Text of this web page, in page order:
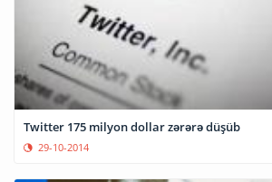
Twitter 175 milyon dollar zərərə düşüb
29-10-2014